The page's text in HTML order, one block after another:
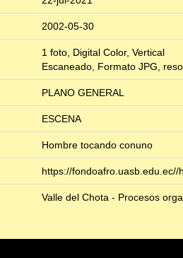
2002-05-30
1 foto, Digital Color, Vertical
Escaneado, Formato JPG,
PLANO GENERAL
ESCENA
Hombre tocando conuno
https://fondoafro.uasb.edu.ec//
Valle del Chota - Procesos